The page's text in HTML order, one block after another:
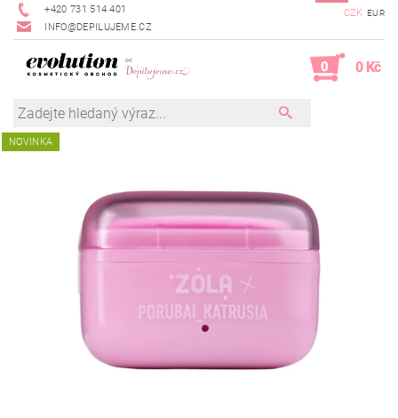
+420 731 514 401
INFO@DEPILUJEME.CZ
CZK EUR
0 0 Kč
NOVINKA